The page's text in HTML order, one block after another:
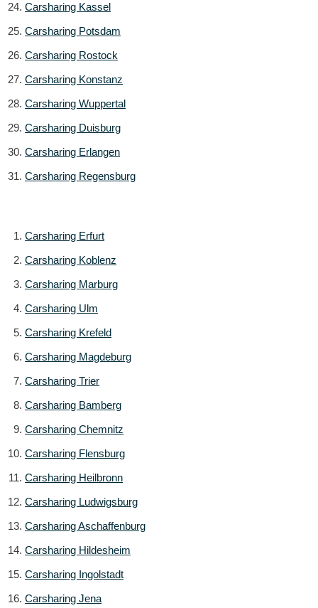
Carsharing Kassel
Carsharing Potsdam
Carsharing Rostock
Carsharing Konstanz
Carsharing Wuppertal
Carsharing Duisburg
Carsharing Erlangen
Carsharing Regensburg
Carsharing Erfurt
Carsharing Koblenz
Carsharing Marburg
Carsharing Ulm
Carsharing Krefeld
Carsharing Magdeburg
Carsharing Trier
Carsharing Bamberg
Carsharing Chemnitz
Carsharing Flensburg
Carsharing Heilbronn
Carsharing Ludwigsburg
Carsharing Aschaffenburg
Carsharing Hildesheim
Carsharing Ingolstadt
Carsharing Jena